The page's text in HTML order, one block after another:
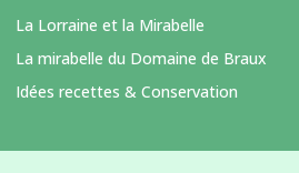
La Lorraine et la Mirabelle
La mirabelle du Domaine de Braux
Idées recettes & Conservation